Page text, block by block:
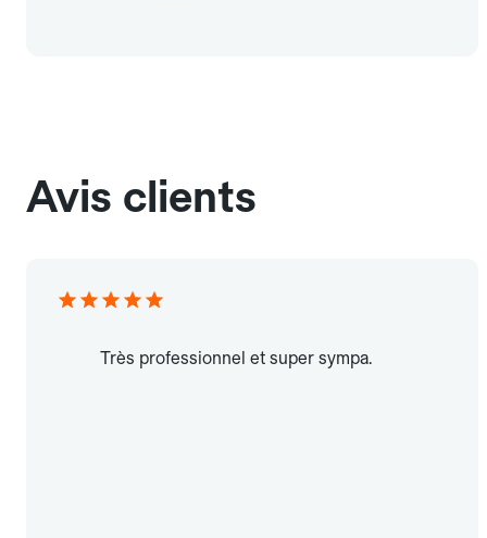
Avis clients
Très professionnel et super sympa.